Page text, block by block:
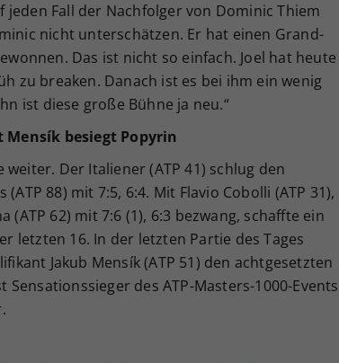
Fall der Nachfolger von Dominic Thiem
nicht unterschätzen. Er hat einen Grand-
Das ist nicht so einfach. Joel hat heute
zu breaken. Danach ist es bei ihm ein wenig
ist diese große Bühne ja neu.“
besiegt Popyrin
Der Italiener (ATP 41) schlug den
88) mit 7:5, 6:4. Mit Flavio Cobolli (ATP 31),
62) mit 7:6 (1), 6:3 bezwang, schaffte ein
letzten 16. In der letzten Partie des Tages
Jakub Mensík (ATP 51) den achtgesetzten
des ATP-Masters-1000-Events